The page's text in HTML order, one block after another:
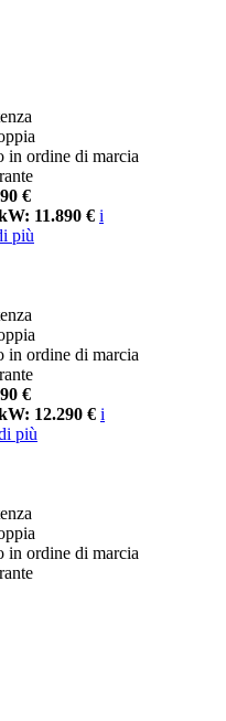
in ordine di marcia
€
11.890 € i
più
in ordine di marcia
€
12.290 € i
più
in ordine di marcia